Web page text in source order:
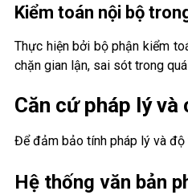
Kiểm toán nội bộ
Thực hiện bởi bộ phận kiểm
chặn gian lận, sai sót trong
Căn cứ pháp lý
Để đảm bảo tính pháp lý và độ
Hệ thống văn bản